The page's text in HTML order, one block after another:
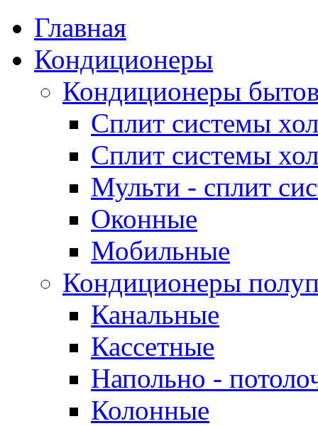
Главная
Кондиционеры
Кондиционеры
Сплит системы
Сплит системы
Мульти - сплит
Оконные
Мобильные
Кондиционеры
Канальные
Кассетные
Напольно -
Колонные